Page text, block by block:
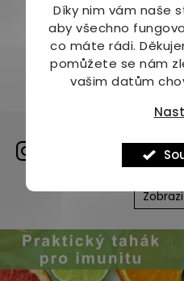
Díky nim vám naše
aby všechno
co máte rádi.
pomůžete se nám
vašim datům
Sdílíme naši
instagramu